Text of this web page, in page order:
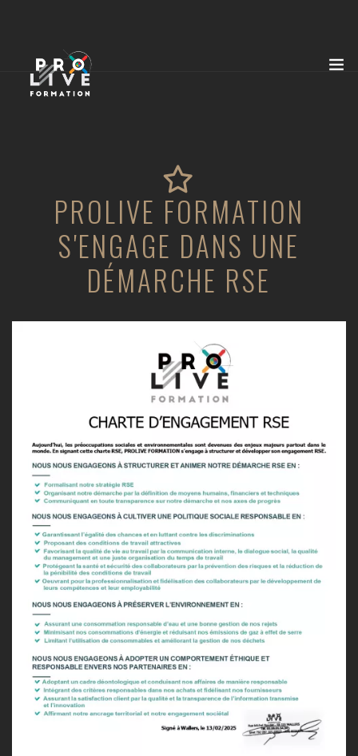
PROLIVE FORMATION
S'ENGAGE DANS UNE
DÉMARCHE RSE